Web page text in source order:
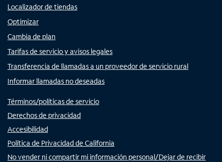
Localizador de tiendas
Optimizar
Cambia de plan
Tarifas de servicio y avisos legales
Transferencia de llamadas a un proveedor de servicio rural
Informar llamadas no deseadas
Términos/políticas de servicio
Derechos de privacidad
Accesibilidad
Política de Privacidad de California
No vender ni compartir mi información personal/Dejar de recibir